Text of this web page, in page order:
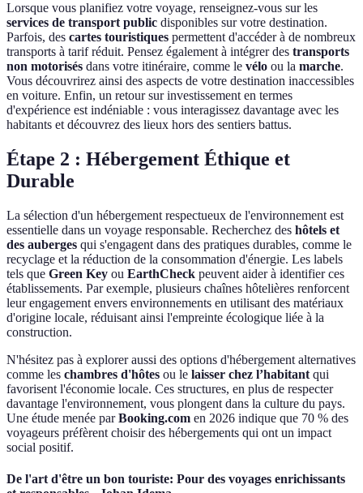
Lorsque vous planifiez votre voyage, renseignez-vous sur les
services de transport public disponibles sur votre destination.
Parfois, des cartes touristiques permettent d'accéder à de nombreux
transports à tarif réduit. Pensez également à intégrer des transports
non motorisés dans votre itinéraire, comme le vélo ou la marche.
Vous découvrirez ainsi des aspects de votre destination inaccessibles
en voiture. Enfin, un retour sur investissement en termes
d'expérience est indéniable : vous interagissez davantage avec les
habitants et découvrez des lieux hors des sentiers battus.
Étape 2 : Hébergement Éthique et
Durable
La sélection d'un hébergement respectueux de l'environnement est
essentielle dans un voyage responsable. Recherchez des hôtels et
des auberges qui s'engagent dans des pratiques durables, comme le
recyclage et la réduction de la consommation d'énergie. Les labels
tels que Green Key ou EarthCheck peuvent aider à identifier ces
établissements. Par exemple, plusieurs chaînes hôtelières renforcent
leur engagement envers environnements en utilisant des matériaux
d'origine locale, réduisant ainsi l'empreinte écologique liée à la
construction.
N'hésitez pas à explorer aussi des options d'hébergement alternatives
comme les chambres d'hôtes ou le laisser chez l’habitant qui
favorisent l'économie locale. Ces structures, en plus de respecter
davantage l'environnement, vous plongent dans la culture du pays.
Une étude menée parBooking.com en 2026 indique que 70 % des
voyageurs préfèrent choisir des hébergements qui ont un impact
social positif.
De l'art d'être un bon touriste: Pour des voyages enrichissants